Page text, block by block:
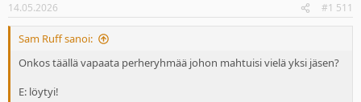
14.05.2026 #1 511
Sam Ruff sanoi:
Onkos täällä vapaata perheryhmää johon mahtuisi vielä yksi jäsen?
E: löytyi!